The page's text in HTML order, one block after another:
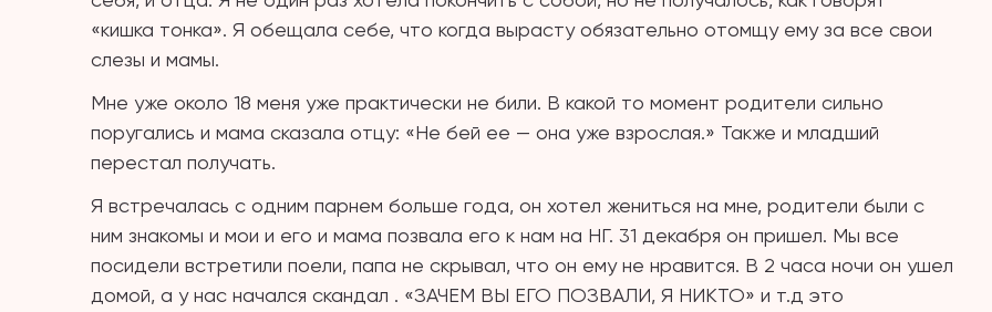
«кишка тонка». Я обещала себе, что когда вырасту обязательно отомщу ему за все свои
слезы и мамы.
Мне уже около 18 меня уже практически не били. В какой то момент родители сильно
поругались и мама сказала отцу: «Не бей ее — она уже взрослая.» Также и младший
перестал получать.
Я встречалась с одним парнем больше года, он хотел жениться на мне, родители были с
ним знакомы и мои и его и мама позвала его к нам на НГ. 31 декабря он пришел. Мы все
посидели встретили поели, папа не скрывал, что он ему не нравится. В 2 часа ночи он ушел
домой, а у нас начался скандал . «ЗАЧЕМ ВЫ ЕГО ПОЗВАЛИ, Я НИКТО» и т.д это